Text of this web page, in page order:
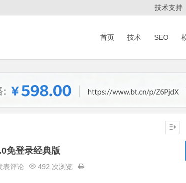
技术支持
首页 技术 SEO
免登录经典版
评论 492 次浏览